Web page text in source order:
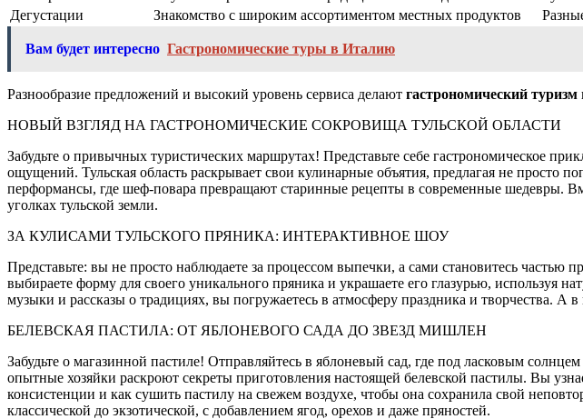
Дегустации
Знакомство с широким ассортиментом местных продуктов
Вам будет интересно Гастрономические туры в Италию
Разнообразие предложений и высокий уровень сервиса делают гастрономический туризм
НОВЫЙ ВЗГЛЯД НА ГАСТРОНОМИЧЕСКИЕ СОКРОВИЩА ТУЛЬСКОЙ ОБЛАСТИ
Забудьте о привычных туристических маршрутах! Представьте себе гастрономическое
ощущений. Тульская область раскрывает свои кулинарные объятия, предлагая не просто
перформансы, где шеф-повара превращают старинные рецепты в современные шедевры.
уголках тульской земли.
ЗА КУЛИСАМИ ТУЛЬСКОГО ПРЯНИКА: ИНТЕРАКТИВНОЕ ШОУ
Представьте: вы не просто наблюдаете за процессом выпечки, а сами становитесь
выбираете форму для своего уникального пряника и украшаете его глазурью, используя
музыки и рассказы о традициях, вы погружаетесь в атмосферу праздника и творчества.
БЕЛЕВСКАЯ ПАСТИЛА: ОТ ЯБЛОНЕВОГО САДА ДО ЗВЕЗД МИШЛЕН
Забудьте о магазинной пастиле! Отправляйтесь в яблоневый сад, где под ласковым
опытные хозяйки раскроют секреты приготовления настоящей белевской пастилы. Вы
консистенции и как сушить пастилу на свежем воздухе, чтобы она сохранила свой
классической до экзотической, с добавлением ягод, орехов и даже пряностей.